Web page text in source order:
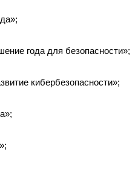
года для безопасности»;
кибербезопасности»;